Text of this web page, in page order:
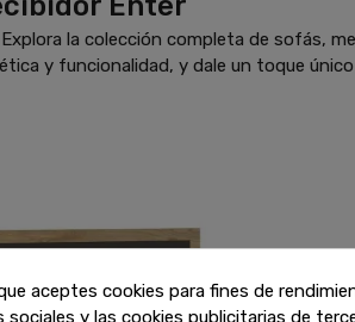
la colección completa de sofás,
y funcionalidad, y dale un toque
aceptes cookies para fines de
sociales y las cookies publicitarias de